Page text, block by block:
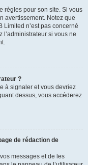
règles pour son site. Si vous
avertissement. Notez que
Limited n’est pas concerné
l’administrateur si vous ne
?
à signaler et vous devriez
dessus, vous accéderez
de rédaction de
messages et de les